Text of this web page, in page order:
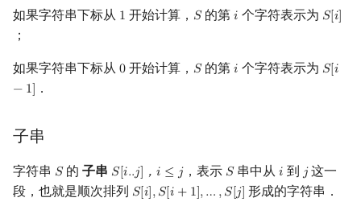
致谢
Geany
Sublime Text
Testlib
Polygon
LaTeX 入门
Git
编译优化
Java 进阶
桶排序
Tim 排序
二分
倍增
回溯法
Dancing Links
优化
数位 DP
插头 DP
动态 DP
概率 DP
汉明距离
弧度制与坐标系
复数 模逆元
升幂引理
多项式与生成函数
常系数齐次线性递推
Lagrange 反演
组合数学
Entringer Number
范德蒙德卷积
特征多项式
单调栈
单调队列
树状数组
线段树
左偏红黑树
动态树分治
树上随机游走
最短路问题
生成树问题
拆点
连通性相关
旋转卡壳
半平面交
随机增量法
反演变换
计算理论基础
字节顺序
表达式求值
在一台机器上规划任务
如果字符串下标从 1
1 开始计算， 𝑆
S的第𝑖
i 个字符表示为 𝑆[𝑖]
S[i]
；
如果字符串下标从 0
0 开始计算， 𝑆
S的第𝑖
i 个字符表示为 𝑆[𝑖
− 1]
S[i−
．
子串
字符串 𝑆
S的子串 𝑆[𝑖..𝑗] ，𝑖 ≤ 𝑗
S[i..j]， i≤ j ，表示 𝑆
S串中从𝑖
i 到 𝑗
j这一
段，也就是顺次排列 𝑆[𝑖],𝑆[𝑖 + 1],… ,𝑆[𝑗]
S[i] ,S[i+ 1], …,S[j ] 形成的字符串．